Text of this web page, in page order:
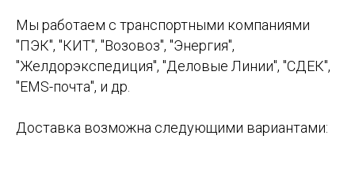
Мы работаем с транспортными компаниями
"ПЭК", "КИТ", "Возовоз", "Энергия",
"Желдорэкспедиция", "Деловые Линии", "СДЕК",
"EMS-почта", и др.
Доставка возможна следующими вариантами: